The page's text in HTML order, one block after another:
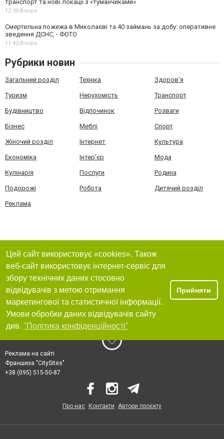
транспорт та нові локації з «туманчиками»
12:30, Вчора
Смертельна пожежа в Миколаєві та 40 займань за добу: оперативне
зведення ДСНС, - ФОТО
11:40, Вчора
Рубрики новин
Загальний розділ Техніка Здоров'я
Туризм Нерухомість Транспорт
Будівництво Відпочинок Розваги
Бізнес Меблі Спорт
Жіночий розділ Інтернет Культура
Економіка Інтер'єр Мода
Кулінарія Послуги Родина
Подорожі Робота Дитячий розділ
Реклама
Цей сайт використовує «cookies». Також
веб-сайт використовує інтернет-сервіс для
збору технічних даних стосовно
відвідувачів з метою отримання
маркетингової та статистичної інформації.
Умови обробки даних відвідувачів сайту
див. "Політика конфіденційності"
Прийняти
Реклама на сайті
Франшиза "CitySites"
+38 (095) 515-50-87
Про нас Контакти Автори проєкту